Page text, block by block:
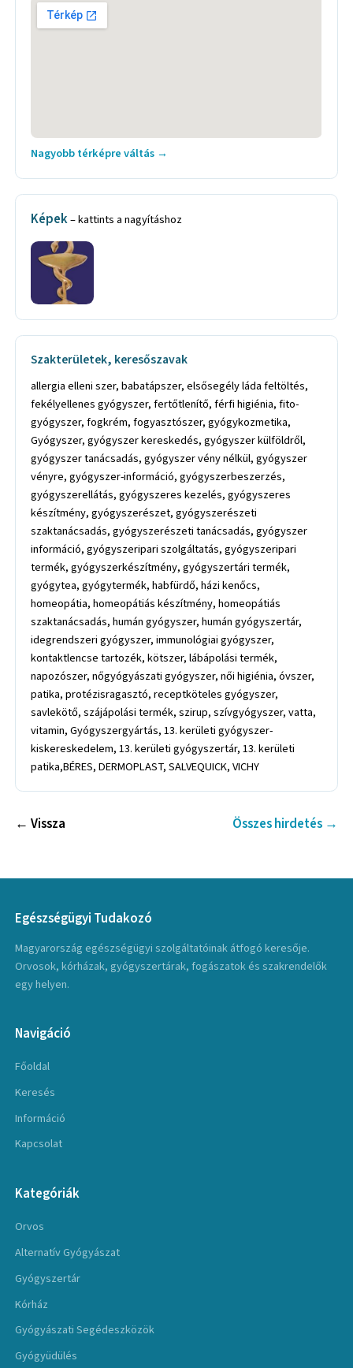
Nagyobb térképre váltás →
Képek– kattints a nagyításhoz
Szakterületek, keresőszavak
allergia elleni szer, babatápszer, elsősegély láda feltöltés,
fekélyellenes gyógyszer, fertőtlenítő, férfi higiénia, fito-
gyógyszer, fogkrém, fogyasztószer, gyógykozmetika,
Gyógyszer, gyógyszer kereskedés, gyógyszer külföldről,
gyógyszer tanácsadás, gyógyszer vény nélkül, gyógyszer
vényre, gyógyszer-információ, gyógyszerbeszerzés,
gyógyszerellátás, gyógyszeres kezelés, gyógyszeres
készítmény, gyógyszerészet, gyógyszerészeti
szaktanácsadás, gyógyszerészeti tanácsadás, gyógyszer
információ, gyógyszeripari szolgáltatás, gyógyszeripari
termék, gyógyszerkészítmény, gyógyszertári termék,
gyógytea, gyógytermék, habfürdő, házi kenőcs,
homeopátia, homeopátiás készítmény, homeopátiás
szaktanácsadás, humán gyógyszer, humán gyógyszertár,
idegrendszeri gyógyszer, immunológiai gyógyszer,
kontaktlencse tartozék, kötszer, lábápolási termék,
napozószer, nőgyógyászati gyógyszer, női higiénia, óvszer,
patika, protézisragasztó, receptköteles gyógyszer,
savlekötő, szájápolási termék, szirup, szívgyógyszer, vatta,
vitamin, Gyógyszergyártás, 13. kerületi gyógyszer-
kiskereskedelem, 13. kerületi gyógyszertár, 13. kerületi
patika,BÉRES, DERMOPLAST, SALVEQUICK, VICHY
← Vissza Összes hirdetés →
Egészségügyi Tudakozó
Magyarország egészségügyi szolgáltatóinak átfogó keresője.
Orvosok, kórházak, gyógyszertárak, fogászatok és szakrendelők
egy helyen.
Navigáció
Főoldal
Keresés
Információ
Kapcsolat
Kategóriák
Orvos
Alternatív Gyógyászat
Gyógyszertár
Kórház
Gyógyászati Segédeszközök
Gyógyüdülés